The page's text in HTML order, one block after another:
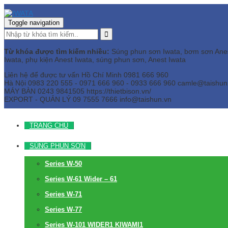
Toggle navigation
Từ khóa được tìm kiếm nhiều: Súng phun sơn Iwata, bơm sơn
Iwata, phụ kiện Anest Iwata, súng phun sơn, Anest Iwata
Liên hệ để được tư vấn Hồ Chí Minh 0981 666 960
Hà Nội 0983 220 555 - 0971 666 960 - 0933 666 960
MÁY BÀN 0243 9841505 https://thietbison.vn/
EXPORT - QUẢN LÝ 09 7555 7666 info@taishun.vn
TRANG CHỦ
SÚNG PHUN SƠN
Series W-50
Series W-61 Wider – 61
Series W-71
Series W-77
Series W-101 WIDER1 KIWAMI1